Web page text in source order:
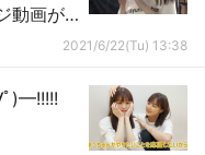
動画が
2021/6/22(Tu) 13:38
ﾟ)━!!!!!